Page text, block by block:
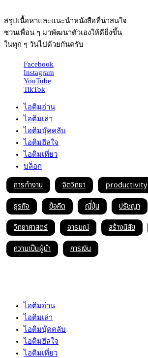
สรุปเนื้อหาและแนะนำหนังสือที่น่าสนใจ
ชวนเพื่อน ๆ มาพัฒนาตัวเองให้ดียิ่งขึ้น
ในทุก ๆ วันไปด้วยกันครับ
Facebook
Instagram
YouTube
TikTok
ไอติมอ่าน
ไอติมเล่า
ไอติมบุ๊คคลับ
ไอติมฮีลใจ
ไอติมเที่ยว
บล็อก
การทำงาน จิตวิทยา productivity
ธุรกิจ
ข้อคิด ญี่ปุ่น ปรัชญา
วิทยาศาสตร์
อารมณ์ สร้างนิสัย
ความเป็นผู้นำ
การเงิน
ไอติมอ่าน
ไอติมเล่า
ไอติมบุ๊คคลับ
ไอติมฮีลใจ
ไอติมเที่ยว